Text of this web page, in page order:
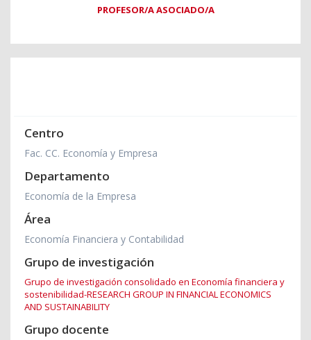
PROFESOR/A ASOCIADO/A
Centro
Fac. CC. Economía y Empresa
Departamento
Economía de la Empresa
Área
Economía Financiera y Contabilidad
Grupo de investigación
Grupo de investigación consolidado en Economía financiera y
sostenibilidad-RESEARCH GROUP IN FINANCIAL ECONOMICS
AND SUSTAINABILITY
Grupo docente